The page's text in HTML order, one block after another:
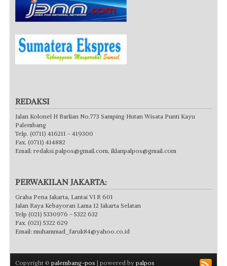
REDAKSI
Jalan Kolonel H Barlian No.773 Samping Hutan Wisata Punti Kayu
Palembang
Telp. (0711) 416211 - 419300
Fax. (0711) 414882
Email: redaksi.palpos@gmail.com, iklanpalpos@gmail.com
PERWAKILAN JAKARTA:
Graha Pena Jakarta, Lantai VI R 601
Jalan Raya Kebayoran Lama 12 Jakarta Selatan
Telp (021) 5330976 - 5322 632
Fax. (021) 5322 629
Email: muhammad_faruk84@yahoo.co.id
Copyright © palembang-pos | powered by palpos